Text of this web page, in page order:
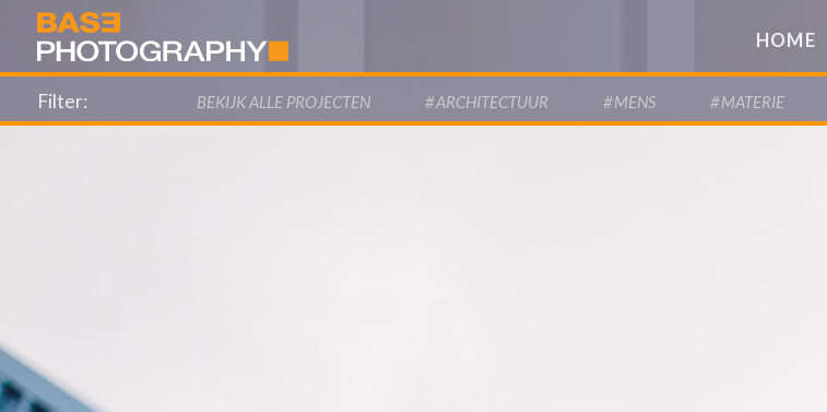
HOME
Filter: BEKIJK ALLE PROJECTEN #ARCHITECTUUR #MENS #MATERIE